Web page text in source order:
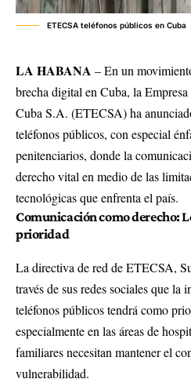
ETECSA teléfonos públicos en Cuba
LA HABANA – En un
brecha digital en Cuba, la
Cuba S.A. (ETECSA) ha
teléfonos públicos, con especial
penitenciarios, donde la
derecho vital en medio de las
tecnológicas que enfrenta el país.
Comunicación como derecho:
prioridad
La directiva de red de ETECSA,
través de sus redes sociales que la
teléfonos públicos tendrá como
especialmente en las áreas de
familiares necesitan mantener el
vulnerabilidad.